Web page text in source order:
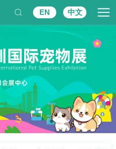
EN 中文